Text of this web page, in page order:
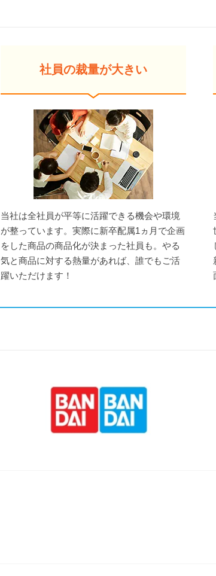
社員の裁量が大きい
当社は全社員が平等に活躍できる機会や環境
が整っています。実際に新卒配属1ヵ月で企画
をした商品の商品化が決まった社員も。やる
気と商品に対する熱量があれば、誰でもご活
躍いただけます！